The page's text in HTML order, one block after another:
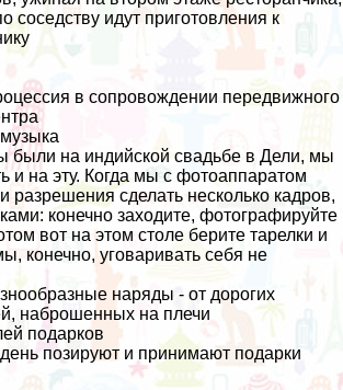
соседству идут приготовления к
в сопровождении передвижного
были на индийской свадьбе в Дели, мы
и на эту. Когда мы с фотоаппаратом
разрешения сделать несколько кадров,
конечно заходите, фотографируйте
вот на этом столе берите тарелки и
конечно, уговаривать себя не
наряды - от дорогих
наброшенных на плечи
подарков
позируют и принимают подарки